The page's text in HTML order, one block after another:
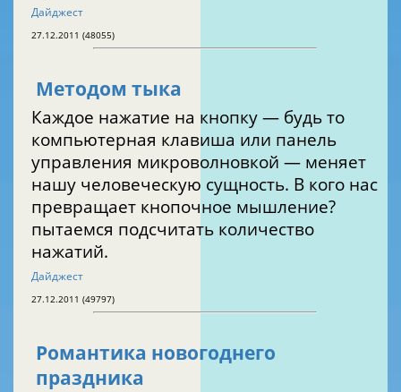
Дайджест
27.12.2011 (48055)
Методом тыка
Каждое нажатие на кнопку — будь то
компьютерная клавиша или панель
управления микроволновкой — меняет
нашу человеческую сущность. В кого нас
превращает кнопочное мышление?
пытаемся подсчитать количество
нажатий.
Дайджест
27.12.2011 (49797)
Романтика новогоднего
праздника